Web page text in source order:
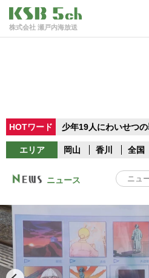
株式会社 瀬戸内海放送
HOTワード 少年19人にわいせつ
エリア 岡山 香川 全国
ニュース